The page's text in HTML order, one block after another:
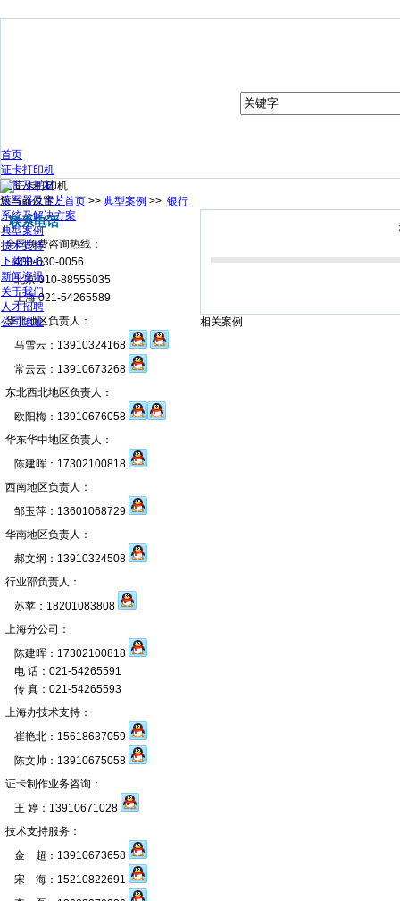
首页
证卡打印机
色带及耗材
读写器及卡片
系统及解决方案
典型案例
技术支持
下载中心
新闻资讯
关于我们
人才招聘
公司地址
您当前位置：首页 >> 典型案例 >> 银行
相关案例
联系电话
全国免费咨询热线：
400-630-0056
北京 010-88555035
上海 021-54265589
华北地区负责人：
马雪云：13910324168
常云云：13910673268
东北西北地区负责人：
欧阳梅：13910676058
华东华中地区负责人：
陈建晖：17302100818
西南地区负责人：
邹玉萍：13601068729
华南地区负责人：
郝文纲：13910324508
行业部负责人：
苏苹：18201083808
上海分公司：
陈建晖：17302100818
电 话：021-54265591
传 真：021-54265593
上海办技术支持：
崔艳北：15618637059
陈文帅：13910675058
证卡制作业务咨询：
王 婷：13910671028
技术支持服务：
金 超：13910673658
宋 海：15210822691